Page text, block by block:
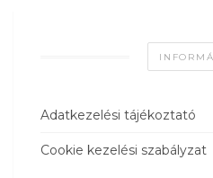
Adatkezelési tájékoztató
Cookie kezelési szabályzat